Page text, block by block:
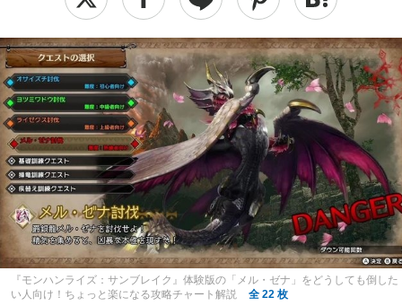
『モンハンライズ：サンブレイク』体験版の「メル・ゼナ」をどうしても倒した
い人向け！ちょっと楽になる攻略チャート解説
全 22 枚